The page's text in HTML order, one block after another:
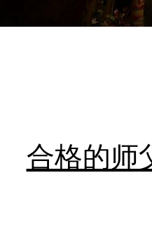
合格的师